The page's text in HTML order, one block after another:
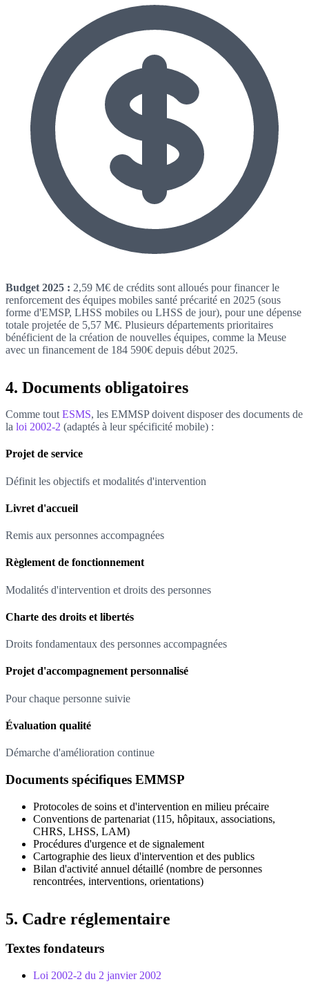
Budget 2025 : 2,59 M€ de crédits sont alloués pour financer le
renforcement des équipes mobiles santé précarité en 2025 (sous
forme d'EMSP, LHSS mobiles ou LHSS de jour), pour une dépense
totale projetée de 5,57 M€. Plusieurs départements prioritaires
bénéficient de la création de nouvelles équipes, comme la Meuse
avec un financement de 184 590€ depuis début 2025.
4. Documents obligatoires
Comme tout ESMS, les EMMSP doivent disposer des documents de
la loi 2002-2 (adaptés à leur spécificité mobile) :
Projet de service
Définit les objectifs et modalités d'intervention
Livret d'accueil
Remis aux personnes accompagnées
Règlement de fonctionnement
Modalités d'intervention et droits des personnes
Charte des droits et libertés
Droits fondamentaux des personnes accompagnées
Projet d'accompagnement personnalisé
Pour chaque personne suivie
Évaluation qualité
Démarche d'amélioration continue
Documents spécifiques EMMSP
Protocoles de soins et d'intervention en milieu précaire
Conventions de partenariat (115, hôpitaux, associations,
CHRS, LHSS, LAM)
Procédures d'urgence et de signalement
Cartographie des lieux d'intervention et des publics
Bilan d'activité annuel détaillé (nombre de personnes
rencontrées, interventions, orientations)
5. Cadre réglementaire
Textes fondateurs
Loi 2002-2 du 2 janvier 2002